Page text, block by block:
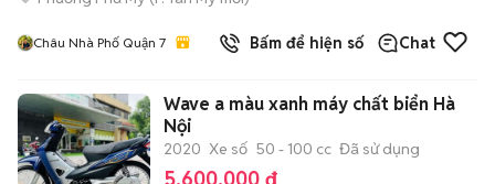
Châu Nhà Phố Quận 7 Bấm để hiện số Chat
Wave a màu xanh máy chất biển Hà
Nội
2020 Xe số 50 - 100 cc Đã sử dụng